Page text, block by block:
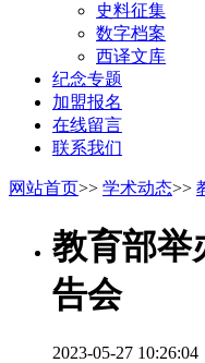
史料征集
数字档案
西译文库
纪念专题
加盟报名
在线留言
联系我们
网站首页>> 学术动态>>
教育部举
告会
2023-05-27 10:26:04